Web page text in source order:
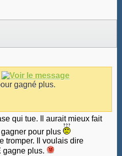
gagné plus.
qui tue. Il aurait mieux fait
pour plus
tromper. Il voulais dire
gagne plus.